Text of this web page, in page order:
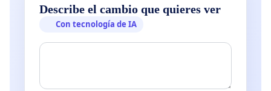
Describe el cambio que quieres ver
Con tecnología de IA